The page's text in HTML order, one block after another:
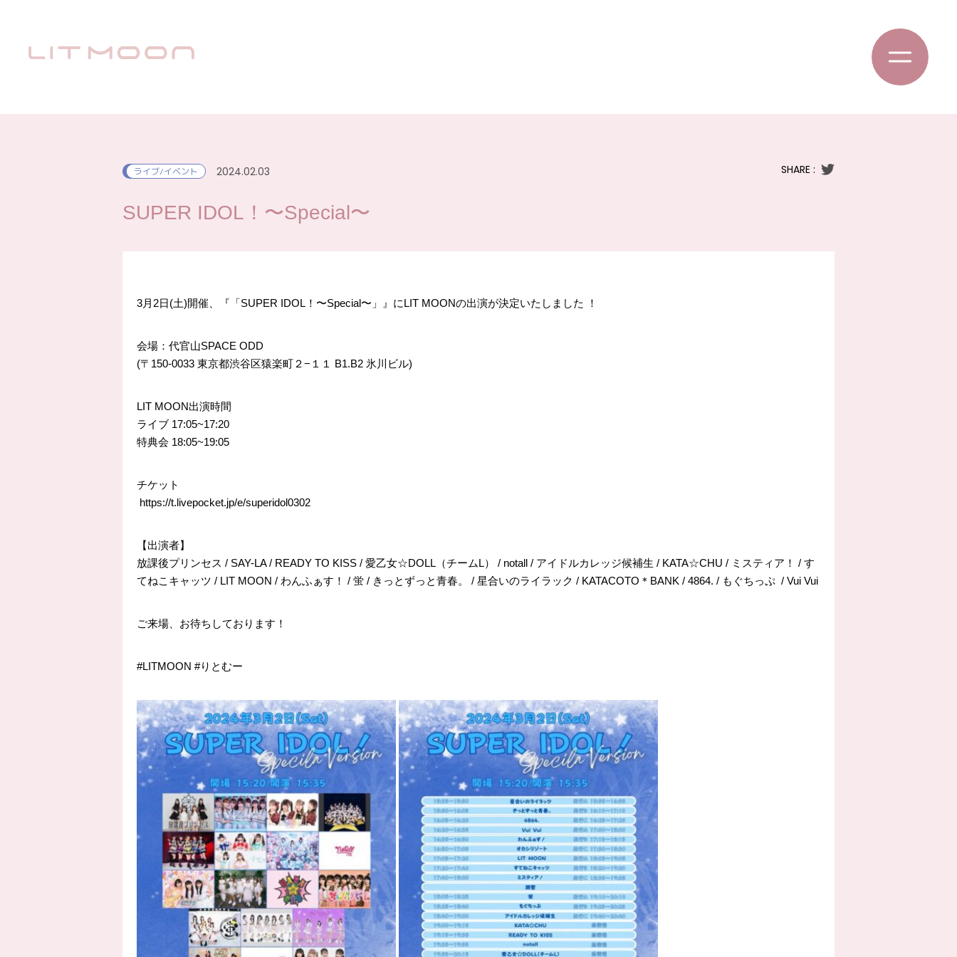
ライブ/イベント 2024.02.03 SHARE :
SUPER IDOL！〜Special〜
3月2日(土)開催、『「SUPER IDOL！〜Special〜」』にLIT MOONの出演が決定いたしました ！
会場：代官山SPACE ODD
(〒150-0033 東京都渋谷区猿楽町２−１１ B1.B2 氷川ビル)
LIT MOON出演時間
ライブ 17:05~17:20
特典会 18:05~19:05
チケット
https://t.livepocket.jp/e/superidol0302
【出演者】
放課後プリンセス / SAY-LA / READY TO KISS / 愛乙女☆DOLL（チームL） / notall / アイドルカレッジ候補生 / KATA☆CHU / ミスティア！ / す
てねこキャッツ / LIT MOON / わんふぁす！ / 蛍 / きっとずっと青春。 / 星合いのライラック / KATACOTO＊BANK / 4864. / もぐちっぷ / Vui Vui
ご来場、お待ちしております！
#LITMOON #りとむー